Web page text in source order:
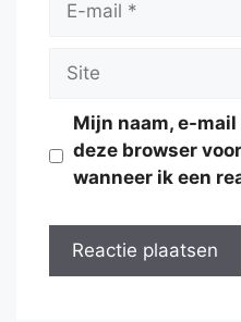
Site
Mijn naam, e-
deze browser
wanneer ik een